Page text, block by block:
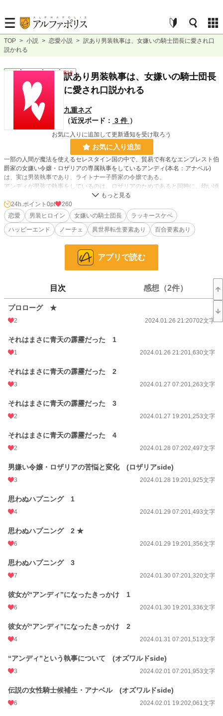
TOP > 小説 > 恋愛小説 > 訳あり男装執事は、女嫌いの騎士団長に愛され口
説かれる
恋愛 連載中 長編 R18
訳あり男装執事は、女嫌いの騎士団長
に愛され口説かれる
九重ネズ
（近況ボード： 3 件 ）
お気に入りに追加して更新通知を受け取ろう
お気に入り追加
一部の人間が魔法を使えるセレスタイン国の中で、貿易で有名なエンブレスト伯
爵家の女嫌い令嬢・ロザリアの専属執事をしているアンディ(本名：アナベル)
は、実は男装執事であり、ライトナー子爵家の令嬢である。
アンディが男装で執事をしているのは、ロザリアのためであると同時に、幼い頃
に亡くなった騎士志望の弟の代わりになりたかったからだ。
けれど、ロザリアを気に入った第一王子がエンブレスト伯爵邸に訪問した事で、
彼の護衛騎士で女嫌い騎士団長であるオズワルドがアンディと急接近！
しかも、思わぬハプニングで、アンディが女性だという事をオズワルドに知られ
てしまい！？
なった子爵令嬢の、ラブハプニングから始まる恋物語。
※R18シーンには★をつけています。
恋愛 66,374 位 / 66,374 件
文字数
2024.12.09 19:20
初回公開日時
週間ポイント 42 pt (48,661 位)
月間ポイント
年間ポイント 3,024 pt (57,401 位)
24h.ポイント 0pt
260
恋愛
男装ヒロイン 女嫌いの騎士団長
ラッキースケベ
ハッピーエンド
ノーチェ 異世界転生要素あり 百合要素あり
アプリで読む
目次 感想（2件）
プロローグ ★
2 2024.01.26 21:20702文字
それはまさに青天の霹靂だった 1
1 2024.01.26 21:201,630文字
それはまさに青天の霹靂だった 2
3 2024.01.27 07:201,263文字
それはまさに青天の霹靂だった 3
2 2024.01.27 19:201,253文字
それはまさに青天の霹靂だった 4
2 2024.01.28 07:202,497文字
男嫌い令嬢・ロザリアの苦悩と変化 (ロザリアside)
3 2024.01.28 19:201,925文字
思わぬハプニング 1
4 2024.01.29 07:201,493文字
思わぬハプニング 2 ★
6 2024.01.29 19:201,356文字
思わぬハプニング 3
7 2024.01.30 07:201,320文字
彼女が“アンディ”になったきっかけ 1
6 2024.01.30 19:201,336文字
彼女が“アンディ”になったきっかけ 2
4 2024.01.31 07:201,513文字
“アンディ”という執事について (オズワルドside)
3 2024.02.01 07:201,953文字
伝説の女性騎士候補生・アナベル (オズワルドside)
6 2024.02.01 19:202,061文字